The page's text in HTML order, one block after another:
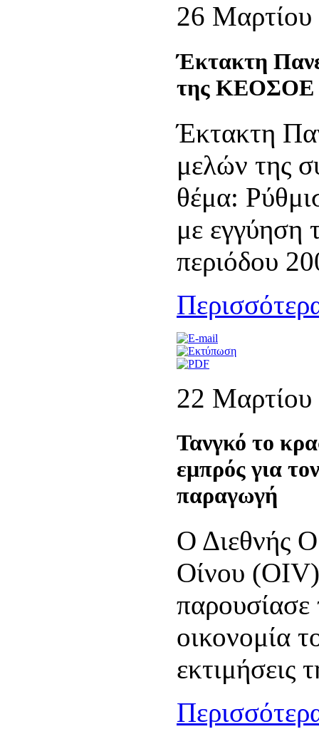
26
Έκτακτη
της ΚΕΟΣΟΕ
Έκτακτη
μελών της
θέμα:
με εγγύηση
περιόδου
22
Τανγκό το
εμπρός για
παραγωγή
Ο Διεθνής
Οίνου
παρουσίασε
οικονομία
εκτιμήσεις